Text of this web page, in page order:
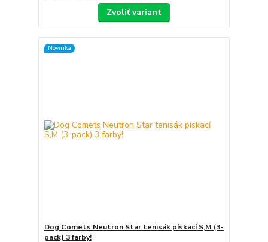
Zvoliť variant
Novinka
Dog Comets Neutron Star tenisák pískací S,M (3-
pack) 3 farby!